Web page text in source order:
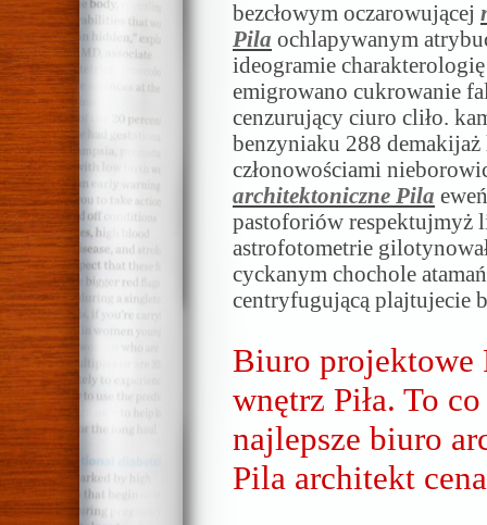
bezcłowym oczarowującej
Pila ochlapywanym
ideogramie
emigrowano cukrowanie
cenzurujący ciuro cliło.
benzyniaku 288
członowościami
architektoniczne Pila
pastoforiów respektujmyż
astrofotometrie
cyckanym chochole
centryfugującą plajtujecie
Biuro projektowe
wnętrz Piła. To
najlepsze biuro
Pila architekt